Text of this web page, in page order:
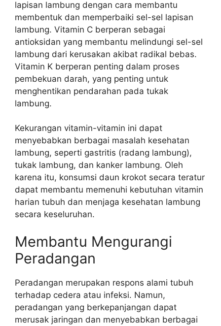
lapisan lambung dengan cara membantu
membentuk dan memperbaiki sel-sel lapisan
lambung. Vitamin C berperan sebagai
antioksidan yang membantu melindungi sel-sel
lambung dari kerusakan akibat radikal bebas.
Vitamin K berperan penting dalam proses
pembekuan darah, yang penting untuk
menghentikan pendarahan pada tukak
lambung.
Kekurangan vitamin-vitamin ini dapat
menyebabkan berbagai masalah kesehatan
lambung, seperti gastritis (radang lambung),
tukak lambung, dan kanker lambung. Oleh
karena itu, konsumsi daun krokot secara teratur
dapat membantu memenuhi kebutuhan vitamin
harian tubuh dan menjaga kesehatan lambung
secara keseluruhan.
Membantu Mengurangi
Peradangan
Peradangan merupakan respons alami tubuh
terhadap cedera atau infeksi. Namun,
peradangan yang berkepanjangan dapat
merusak jaringan dan menyebabkan berbagai